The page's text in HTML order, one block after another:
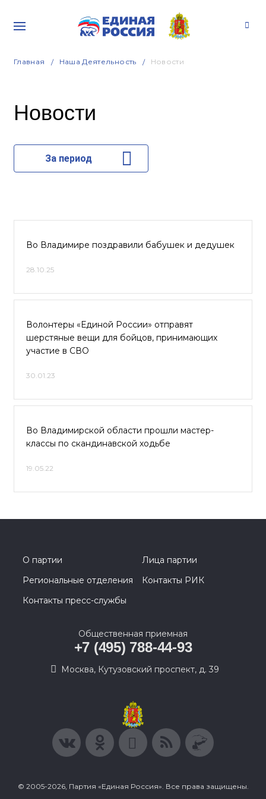
Главная Наша Деятельность Новости
Новости
За период
Во Владимире поздравили бабушек и дедушек
28.10.25
Волонтеры «Единой России» отправят
шерстяные вещи для бойцов, принимающих
участие в СВО
30.01.23
Во Владимирской области прошли мастер-
классы по скандинавской ходьбе
19.05.22
О партии
Лица партии
Региональные отделения
Контакты РИК
Контакты пресс-службы
Общественная приемная
+7 (495) 788-44-93
Москва, Кутузовский проспект, д. 39
© 2005-2026, Партия «Единая Россия». Все права защищены.